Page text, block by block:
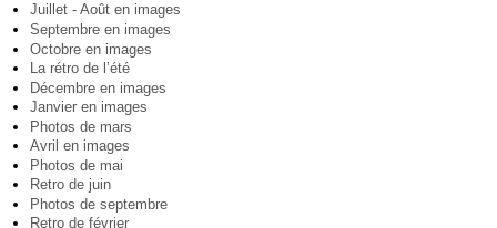
Juillet - Août en images
Septembre en images
Octobre en images
La rétro de l’été
Décembre en images
Janvier en images
Photos de mars
Avril en images
Photos de mai
Retro de juin
Photos de septembre
Retro de février